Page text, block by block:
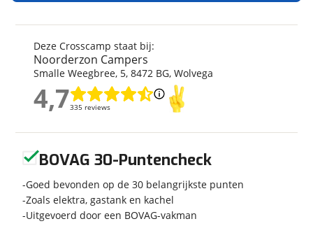
Merk
Crosscamp
Automerk camper
Model
Uitvoering
6.4 EF
Bouwjaar
2026
2026
Carrosserievorm
Busmodel
Soort voertuig
Camper
Deze Crosscamp staat bij:
Noorderzon Campers
Smalle Weegbree, 5, 8472 BG, Wolvega
4,7335 reviews
4,7
BOVAG 30-Puntencheck
Goed bevonden op de 30 belangrijkste punten
Zoals elektra, gastank en kachel
Uitgevoerd door een BOVAG-vakman